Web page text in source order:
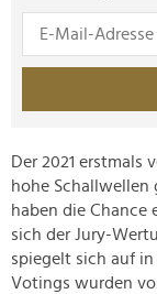
Der 2021 erstmals
hohe Schallwellen
haben die Chance
sich der Jury-
spiegelt sich auf
Votings wurden